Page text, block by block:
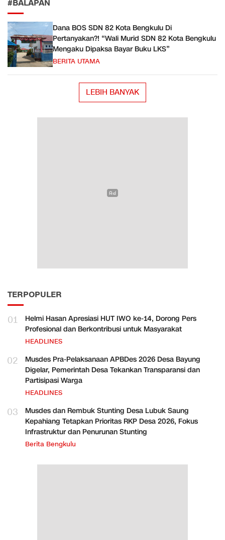
#BALAPAN
Dana BOS SDN 82 Kota Bengkulu Di
Pertanyakan?! “Wali Murid SDN 82 Kota Bengkulu
Mengaku Dipaksa Bayar Buku LKS”
BERITA UTAMA
LEBIH BANYAK
TERPOPULER
01
Helmi Hasan Apresiasi HUT IWO ke-14, Dorong Pers
Profesional dan Berkontribusi untuk Masyarakat
HEADLINES
02
Musdes Pra-Pelaksanaan APBDes 2026 Desa Bayung
Digelar, Pemerintah Desa Tekankan Transparansi dan
Partisipasi Warga
HEADLINES
03
Musdes dan Rembuk Stunting Desa Lubuk Saung
Kepahiang Tetapkan Prioritas RKP Desa 2026, Fokus
Infrastruktur dan Penurunan Stunting
Berita Bengkulu